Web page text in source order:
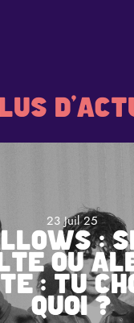
23 Juil 25
:
OU
: TU
QUOI ?